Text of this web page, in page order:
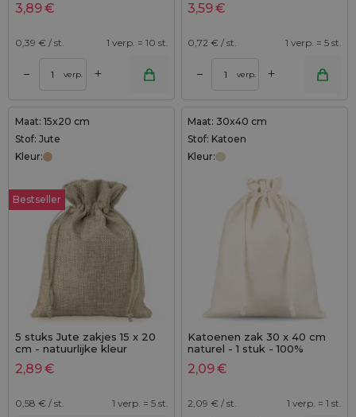
3,89€
0,39 € / st. 1 verp. = 10 st.
– verp. +
3,59€
0,72 € / st. 1 verp. = 5 st.
– verp. +
Maat: 15x20 cm
Stof: Jute
Kleur:
Bestseller
5 stuks Jute zakjes 15 x 20
cm - natuurlijke kleur
2,89€
0,58 € / st. 1 verp. = 5 st.
Maat: 30x40 cm
Stof: Katoen
Kleur:
Katoenen zak 30 x 40 cm
naturel - 1 stuk - 100%
katoen
2,09€
2,09 € / st. 1 verp. = 1 st.